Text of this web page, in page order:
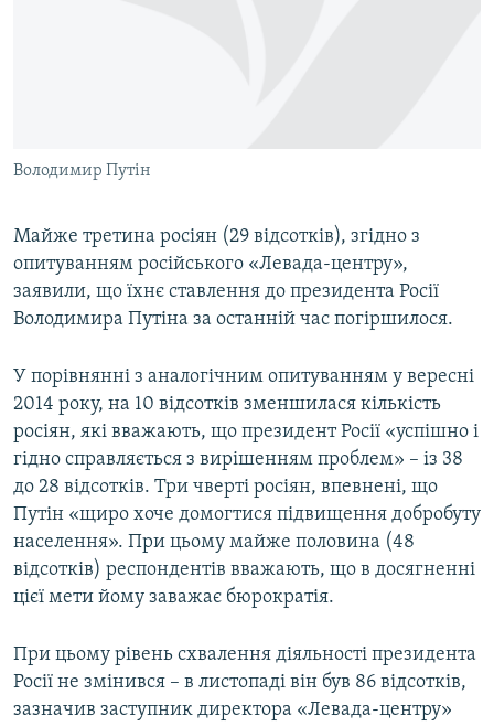
ІНФОГРАФІКА
ДОЛУЧАЙСЯ!
Усі сайти RFE/RL
Володимир Путін
Майже третина росіян (29 відсотків), згідно з
опитуванням російського «Левада-центру»,
заявили, що їхнє ставлення до президента Росії
Володимира Путіна за останній час погіршилося.
У порівнянні з аналогічним опитуванням у вересні
2014 року, на 10 відсотків зменшилася кількість
росіян, які вважають, що президент Росії «успішно і
гідно справляється з вирішенням проблем» – із 38
до 28 відсотків. Три чверті росіян, впевнені, що
Путін «щиро хоче домогтися підвищення добробуту
населення». При цьому майже половина (48
відсотків) респондентів вважають, що в досягненні
цієї мети йому заважає бюрократія.
При цьому рівень схвалення діяльності президента
Росії не змінився – в листопаді він був 86 відсотків,
зазначив заступник директора «Левада-центру»